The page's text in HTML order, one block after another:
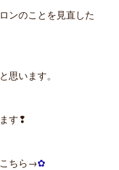
ンのことを見直した
思います。
す❢
ちら→✿